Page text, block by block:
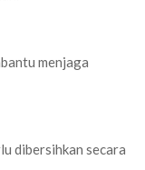
menjaga
dibersihkan secara